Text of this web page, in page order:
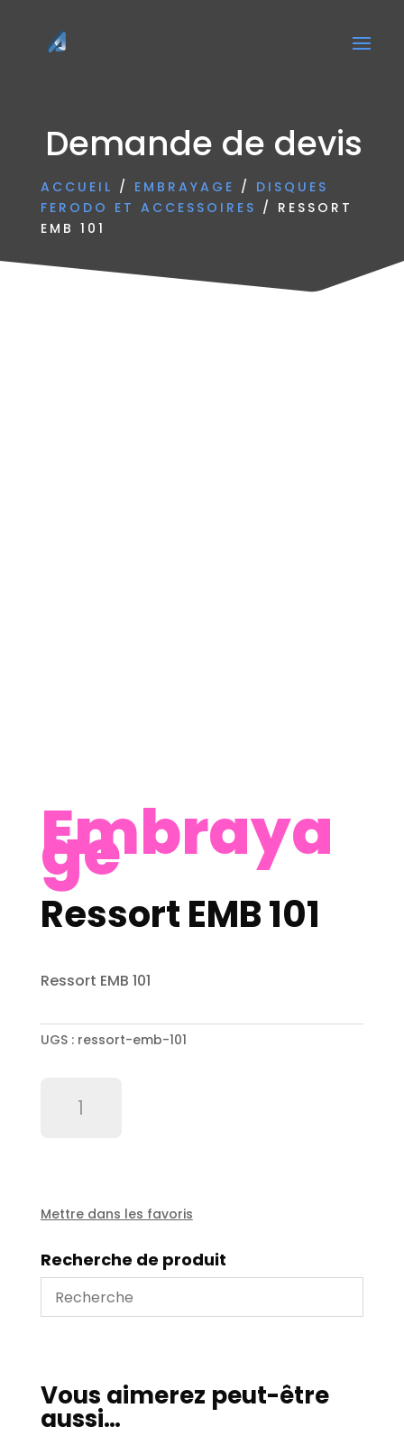
Demande de devis
ACCUEIL / EMBRAYAGE / DISQUES
FERODO ET ACCESSOIRES / RESSORT
EMB 101
Embraya
ge
Ressort EMB 101
Ressort EMB 101
UGS : ressort-emb-101
Mettre dans les favoris
Recherche de produit
Vous aimerez peut-être
aussi…